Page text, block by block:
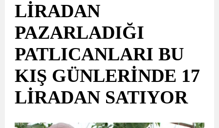
LİRADAN
PAZARLADIĞI
PATLICANLARI BU
KIŞ GÜNLERİNDE 17
LİRADAN SATIYOR